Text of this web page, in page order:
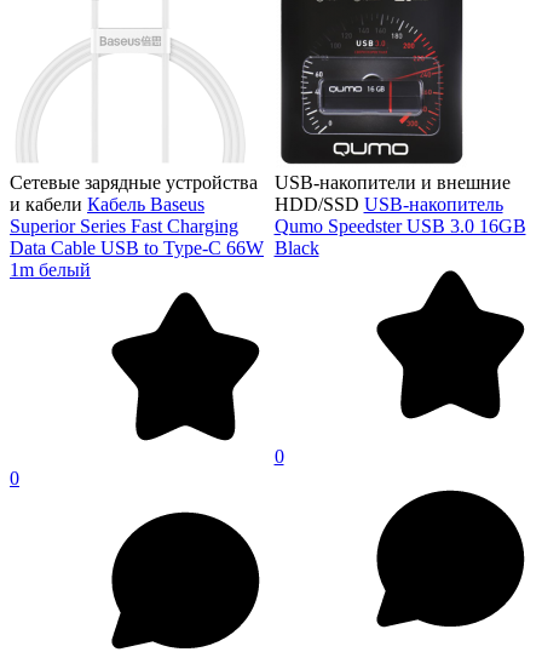
Сетевые зарядные устройства
и кабели Кабель Baseus
Superior Series Fast Charging
Data Cable USB to Type-C 66W
1m белый
0
USB-накопители и внешние
HDD/SSD USB-накопитель
Qumo Speedster USB 3.0 16GB
Black
0